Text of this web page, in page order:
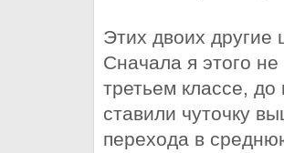
Этих двоих другие
Сначала я этого
третьем классе,
ставили чуточку
перехода в